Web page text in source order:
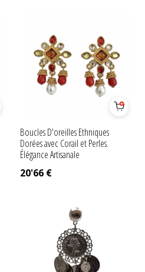
Boucles D'oreilles Ethniques
Dorées avec Corail et Perles.
Élégance Artisanale
20'66 €